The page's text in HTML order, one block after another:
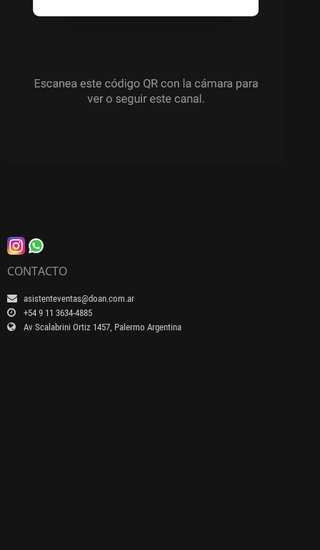
CONTACTO
asistenteventas@doan.com.ar
+54 9 11 3634-4885
Av Scalabrini Ortiz 1457, Palermo Argentina